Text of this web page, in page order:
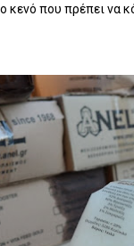
κενό που πρέπει να